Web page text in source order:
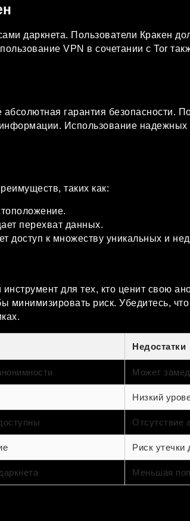
даркнета. Пользователи Кракен
VPN в сочетании с Tor
гарантия безопасности.
Использование
таких как:
перехват данных.
доступ к множеству уникальных и
для тех, кто ценит свою
минимизировать риск. Убедитесь,
Недостатки
Может
Низкий
Отсутствие
Риск утечки
Меньшая